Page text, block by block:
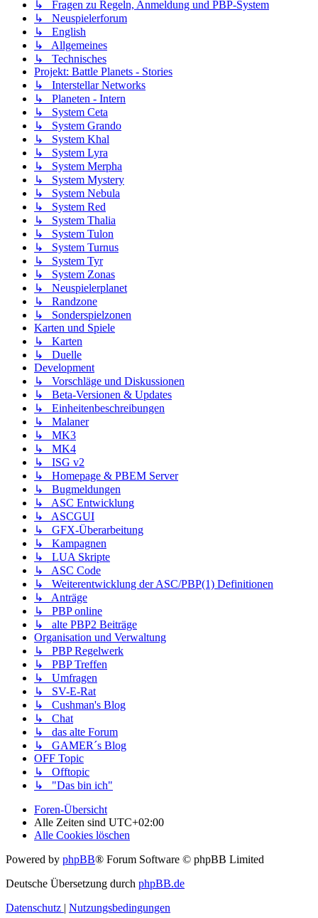
↳ Fragen zu Regeln, Anmeldung und PBP-System
↳ Neuspielerforum
↳ English
↳ Allgemeines
↳ Technisches
Projekt: Battle Planets - Stories
↳ Interstellar Networks
↳ Planeten - Intern
↳ System Ceta
↳ System Grando
↳ System Khal
↳ System Lyra
↳ System Merpha
↳ System Mystery
↳ System Nebula
↳ System Red
↳ System Thalia
↳ System Tulon
↳ System Turnus
↳ System Tyr
↳ System Zonas
↳ Neuspielerplanet
↳ Randzone
↳ Sonderspielzonen
Karten und Spiele
↳ Karten
↳ Duelle
Development
↳ Vorschläge und Diskussionen
↳ Beta-Versionen & Updates
↳ Einheitenbeschreibungen
↳ Malaner
↳ MK3
↳ MK4
↳ ISG v2
↳ Homepage & PBEM Server
↳ Bugmeldungen
↳ ASC Entwicklung
↳ ASCGUI
↳ GFX-Überarbeitung
↳ Kampagnen
↳ LUA Skripte
↳ ASC Code
↳ Weiterentwicklung der ASC/PBP(1) Definitionen
↳ Anträge
↳ PBP online
↳ alte PBP2 Beiträge
Organisation und Verwaltung
↳ PBP Regelwerk
↳ PBP Treffen
↳ Umfragen
↳ SV-E-Rat
↳ Cushman's Blog
↳ Chat
↳ das alte Forum
↳ GAMER´s Blog
OFF Topic
↳ Offtopic
↳ "Das bin ich"
Foren-Übersicht
Alle Zeiten sind UTC+02:00
Alle Cookies löschen
Powered by phpBB® Forum Software © phpBB Limited
Deutsche Übersetzung durch phpBB.de
Datenschutz | Nutzungsbedingungen